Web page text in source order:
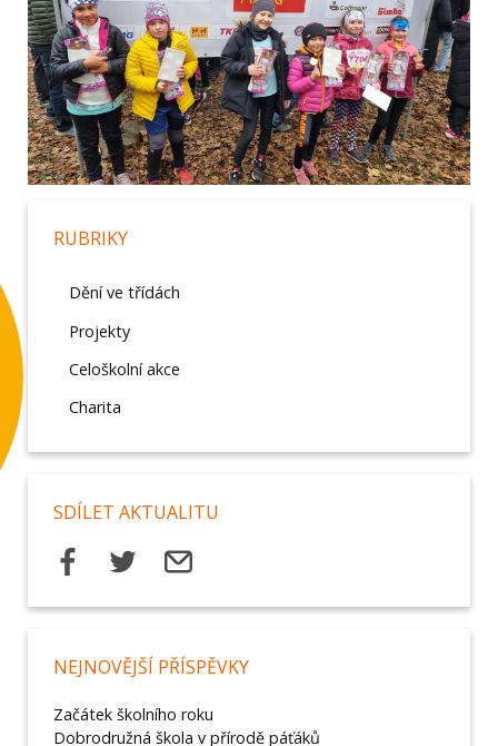
RUBRIKY
Dění ve třídách
Projekty
Celoškolní akce
Charita
SDÍLET AKTUALITU
NEJNOVĚJŠÍ PŘÍSPĚVKY
Začátek školního roku
Dobrodružná škola v přírodě páťáků